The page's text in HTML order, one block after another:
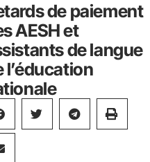
de paiement
AESH et
de langue
l’éducation